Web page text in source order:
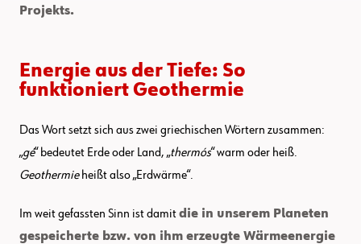
Projekts.
Energie aus der Tiefe: So
funktioniert Geothermie
Das Wort setzt sich aus zwei griechischen Wörtern zusammen:
„gé“ bedeutet Erde oder Land, „thermós“ warm oder heiß.
Geothermieheißt also „Erdwärme“.
Im weit gefassten Sinn ist damitdie in unserem Planeten
gespeicherte bzw. von ihm erzeugte Wärmeenergie